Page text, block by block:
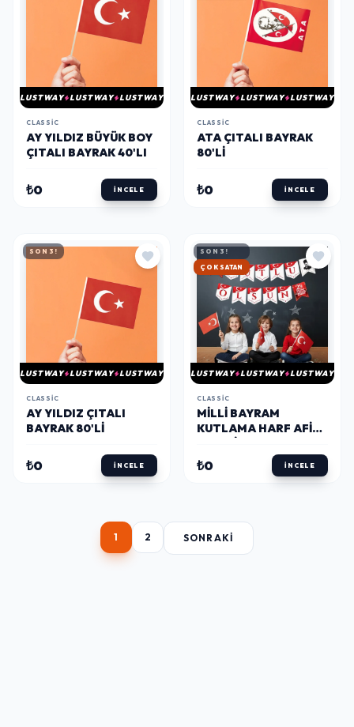
LUSTWAY LUSTWAY LUSTWAY
CLASSIC
AY YILDIZ BÜYÜK BOY
ÇITALI BAYRAK 40'LI
₺0 İNCELE
LUSTWAY LUSTWAY LUSTWAY
CLASSIC
ATA ÇITALI BAYRAK
80'LI
₺0 İNCELE
SON 3!
LUSTWAY LUSTWAY LUSTWAY
CLASSIC
AY YILDIZ ÇITALI
BAYRAK 80'LI
₺0 İNCELE
SON 3!
HIZLI KARGO
LUSTWAY LUSTWAY LUSTWAY
CLASSIC
MILLI BAYRAM
KUTLAMA HARF AFIŞ
OLSUN-
₺0 İNCELE
1 2 SONRAKI